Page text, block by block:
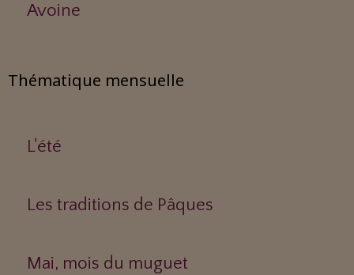
Avoine
Thématique mensuelle
L'été
Les traditions de Pâques
Mai, mois du muguet